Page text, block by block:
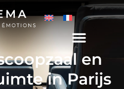
en
in Parijs